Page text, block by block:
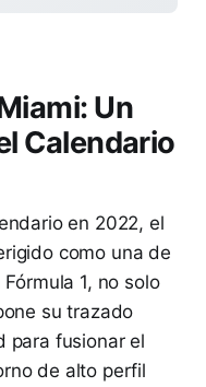
Un
Calendario
en 2022, el
como una de
1, no solo
su trazado
para fusionar el
de alto perfil